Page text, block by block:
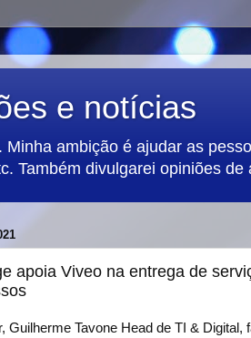
e notícias
ambição é ajudar as
Também divulgarei opiniões
apoia Viveo na entrega de
Guilherme Tavone Head de TI & Digital,